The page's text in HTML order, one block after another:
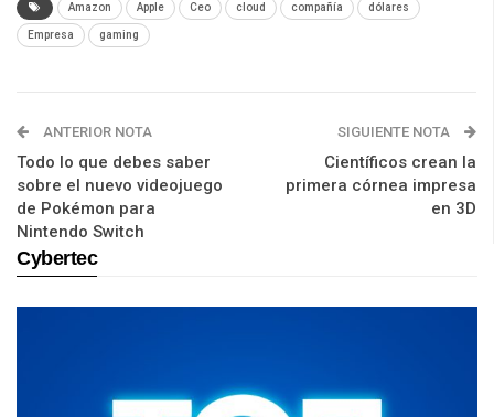
Amazon Apple Ceo cloud compañía dólares
Empresa gaming
ANTERIOR NOTA
Todo lo que debes saber
sobre el nuevo videojuego
de Pokémon para
Nintendo Switch
SIGUIENTE NOTA
Científicos crean la
primera córnea impresa
en 3D
Cybertec